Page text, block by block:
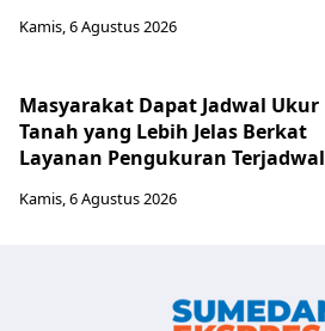
Kamis, 6 Agustus 2026
Masyarakat Dapat Jadwal Ukur
Tanah yang Lebih Jelas Berkat
Layanan Pengukuran Terjadwal
Kamis, 6 Agustus 2026